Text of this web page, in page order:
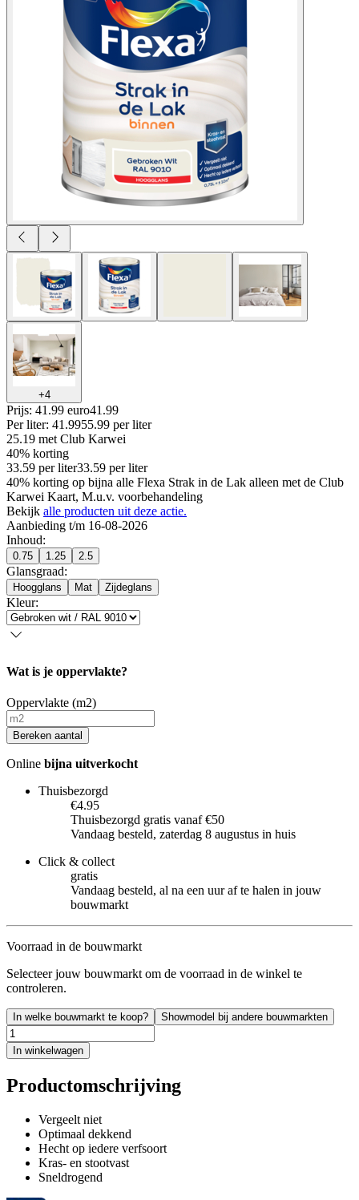
+4
Prijs: 41.99 euro41 .99
Per liter: 41.9955.99 per liter
25.19 met Club Karwei
40% korting
33.59 per liter33.59 per liter
40% korting op bijna alle Flexa Strak in de Lak alleen met de Club
Karwei Kaart, M.u.v. voorbehandeling
Bekijk alle producten uit deze actie.
Aanbieding t/m 16-08-2026
Inhoud:
0.75 1.25 2.5
Glansgraad:
Hoogglans Mat Zijdeglans
Kleur:
Wat is je oppervlakte?
Oppervlakte (m2)
Bereken aantal
Online bijna uitverkocht
Thuisbezorgd
€4.95
Thuisbezorgd gratis vanaf €50
Vandaag besteld, zaterdag 8 augustus in huis
Click & collect
gratis
Vandaag besteld, al na een uur af te halen in jouw
bouwmarkt
Voorraad in de bouwmarkt
Selecteer jouw bouwmarkt om de voorraad in de winkel te
controleren.
In welke bouwmarkt te koop? Showmodel bij andere bouwmarkten
In winkelwagen
Productomschrijving
Vergeelt niet
Optimaal dekkend
Hecht op iedere verfsoort
Kras- en stootvast
Sneldrogend